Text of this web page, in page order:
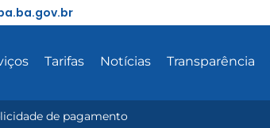
Tarifas Notícias Transparência
de pagamento